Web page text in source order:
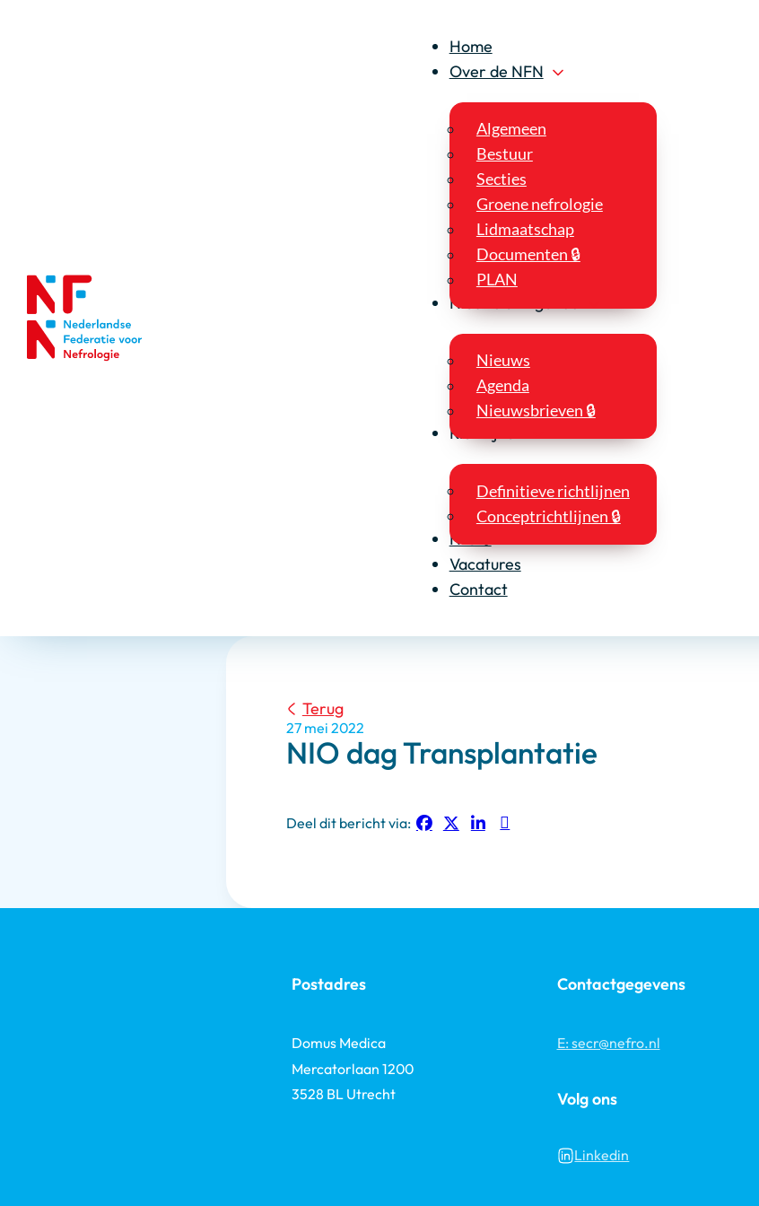
Home
Over de NFN
Algemeen
Bestuur
Secties
Groene nefrologie
Lidmaatschap
Documenten 🔒
PLAN
Nieuws en Agenda
Nieuws
Agenda
Nieuwsbrieven 🔒
Richtlijnen
Definitieve richtlijnen
Conceptrichtlijnen 🔒
NIO 🔒
Vacatures
Contact
Terug
27 mei 2022
NIO dag Transplantatie
Deel dit bericht via:
Postadres
Domus Medica
Mercatorlaan 1200
3528 BL Utrecht
Contactgegevens
E: secr@nefro.nl
Volg ons
Linkedin